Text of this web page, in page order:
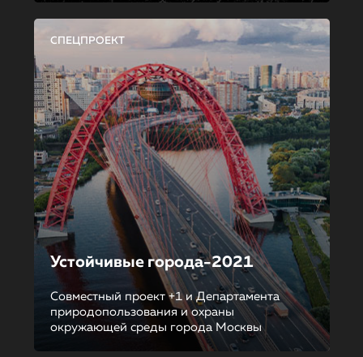
СПЕЦПРОЕКТ
Устойчивые города-2021
Совместный проект +1 и Департамента
природопользования и охраны
окружающей среды города Москвы